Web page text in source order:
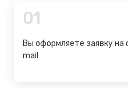
01
Вы оформляете заявку на
mail